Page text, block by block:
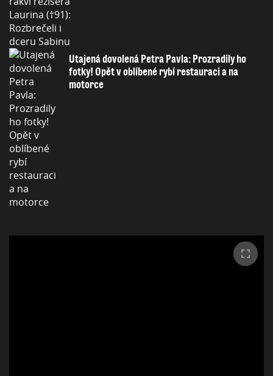
Utajená dovolená Petra Pavla: Prozradily ho
fotky! Opět v oblíbené rybí restauraci a na
motorce